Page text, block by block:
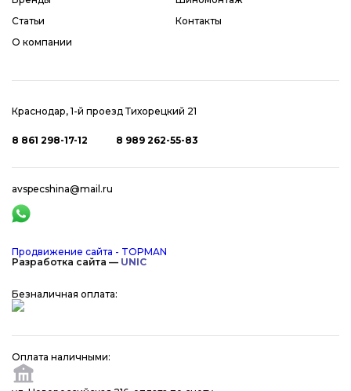
Статьи
О компании
Контакты
Краснодар, 1-й проезд Тихорецкий 21
8 861 298-17-12 8 989 262-55-83
avspecshina@mail.ru
Продвижение сайта - TOPMAN
Разработка сайта — UNIC
Безналичная оплата:
Оплата наличными: